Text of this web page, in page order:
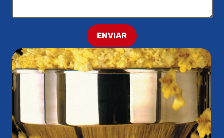
ENVIAR